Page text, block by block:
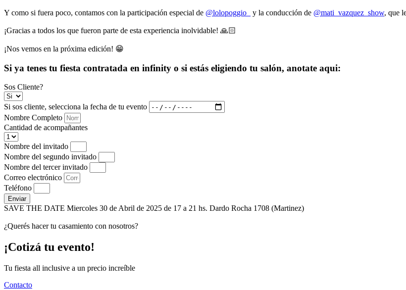
Y como si fuera poco, contamos con la participación especial de @lolopoggio_ y la conducción de @mati_vazquez_show, que
¡Gracias a todos los que fueron parte de esta experiencia inolvidable! 🙏🏻
¡Nos vemos en la próxima edición! 😁
Si ya tenes tu fiesta contratada en infinity o si estás eligiendo tu salón, anotate aqui:
Sos Cliente?
Si sos cliente, selecciona la fecha de tu evento
Nombre Completo
Cantidad de acompañantes
Nombre del invitado
Nombre del segundo invitado
Nombre del tercer invitado
Correo electrónico
Teléfono
Enviar
SAVE THE DATE Miercoles 30 de Abril de 2025 de 17 a 21 hs. Dardo Rocha 1708 (Martinez)
¿Querés hacer tu casamiento con nosotros?
¡Cotizá tu evento!
Tu fiesta all inclusive a un precio increíble
Contacto